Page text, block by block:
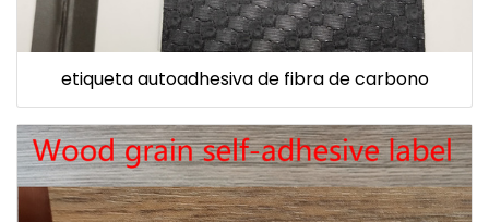
etiqueta autoadhesiva de fibra de carbono